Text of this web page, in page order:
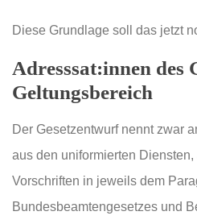
Diese Grundlage soll das jetzt
Adresssat:innen des
Geltungsbereich
Der Gesetzentwurf nennt zwar
aus den uniformierten
Vorschriften in jeweils dem
Bundesbeamtengesetzes und